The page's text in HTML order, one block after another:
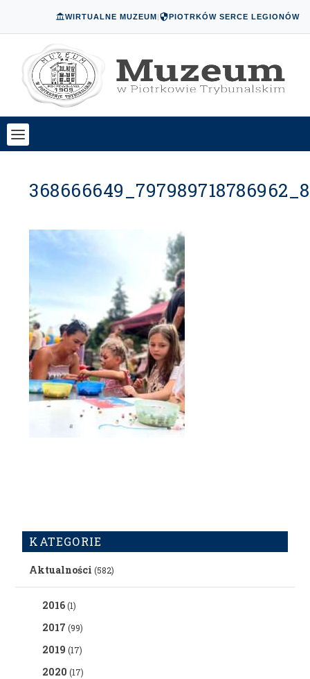
WIRTUALNE MUZEUM| PIOTRKÓW SERCE LEGIONÓW
KATEGORIE
Aktualności (582)
2016(1)
2017 (99)
2019 (17)
2020 (17)